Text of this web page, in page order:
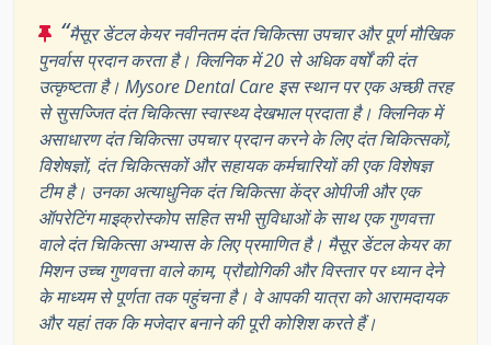
“मैसूर डेंटल केयर नवीनतम दंत चिकित्सा उपचार और पूर्ण मौखिक
पुनर्वास प्रदान करता है। क्लिनिक में 20 से अधिक वर्षों की दंत
उत्कृष्टता है। Mysore Dental Care इस स्थान पर एक अच्छी तरह
से सुसज्जित दंत चिकित्सा स्वास्थ्य देखभाल प्रदाता है। क्लिनिक में
असाधारण दंत चिकित्सा उपचार प्रदान करने के लिए दंत चिकित्सकों,
विशेषज्ञों, दंत चिकित्सकों और सहायक कर्मचारियों की एक विशेषज्ञ
टीम है। उनका अत्याधुनिक दंत चिकित्सा केंद्र ओपीजी और एक
ऑपरेटिंग माइक्रोस्कोप सहित सभी सुविधाओं के साथ एक गुणवत्ता
वाले दंत चिकित्सा अभ्यास के लिए प्रमाणित है। मैसूर डेंटल केयर का
मिशन उच्च गुणवत्ता वाले काम, प्रौद्योगिकी और विस्तार पर ध्यान देने
के माध्यम से पूर्णता तक पहुंचना है। वे आपकी यात्रा को आरामदायक
और यहां तक कि मजेदार बनाने की पूरी कोशिश करते हैं।